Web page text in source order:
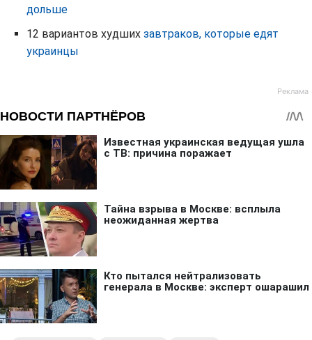
дольше
12 вариантов худших завтраков, которые едят
украинцы